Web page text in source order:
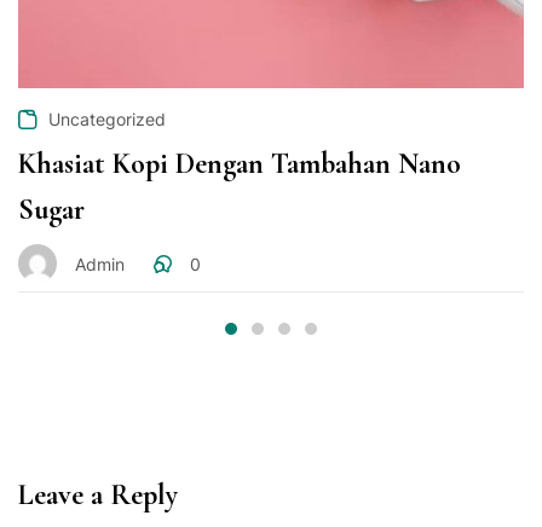
Uncategorized
Khasiat Kopi Dengan Tambahan Nano
Sugar
Admin 0
Leave a Reply